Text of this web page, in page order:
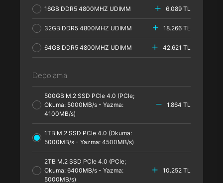
16GB DDR5 4800MHZ UDIMM 6.089 TL
32GB DDR5 4800MHZ UDIMM 18.266 TL
64GB DDR5 4800MHZ UDIMM 42.621 TL
Depolama
500GB M.2 SSD PCle 4.0 (PCle;
Okuma: 5000MB/s - Yazma:
4100MB/s)
1.864 TL
1TB M.2 SSD PCle 4.0 (Okuma:
5000MB/s - Yazma: 4500MB/s)
2TB M.2 SSD PCle 4.0 (PCle;
Okuma: 6400MB/s - Yazma:
5000MB/s)
10.252 TL